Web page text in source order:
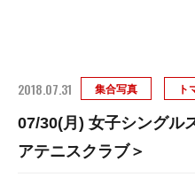
2018.07.31 集合写真 ト
07/30(月) 女子シングル
アテニスクラブ＞